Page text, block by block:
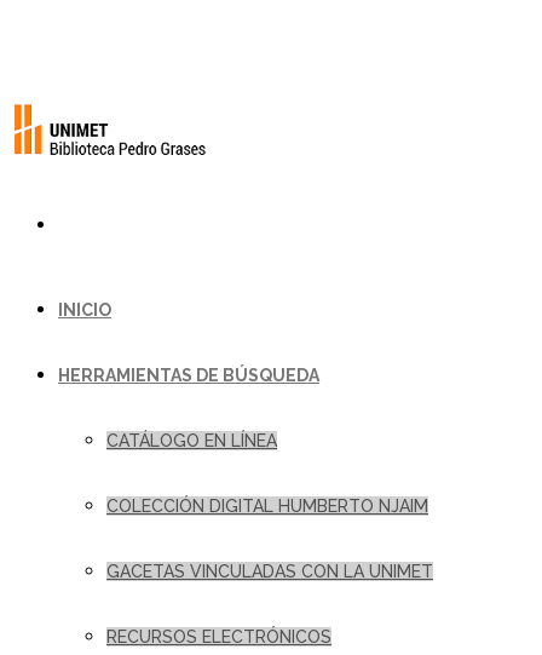
INICIO
HERRAMIENTAS DE BÚSQUEDA
CATÁLOGO EN LÍNEA
COLECCIÓN DIGITAL HUMBERTO NJAIM
GACETAS VINCULADAS CON LA UNIMET
RECURSOS ELECTRÓNICOS